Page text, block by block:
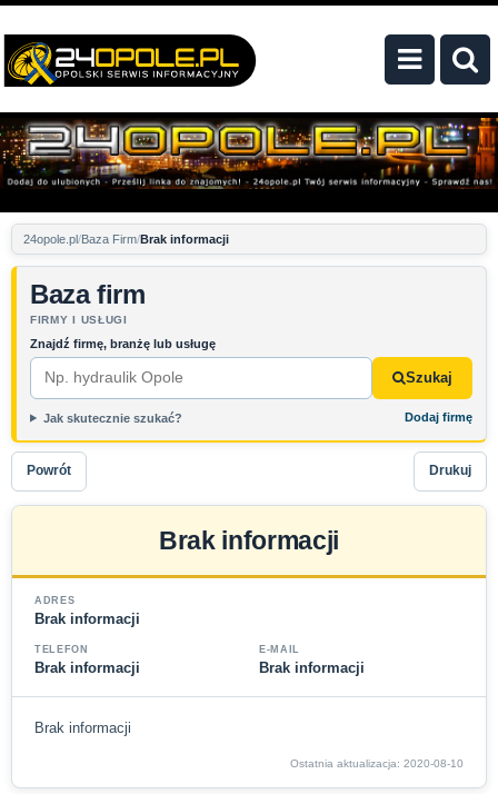
24opole.pl Baza Firm Brak informacji
Baza firm
FIRMY I USŁUGI
Znajdź firmę, branżę lub usługę
Szukaj
Jak skutecznie szukać? Dodaj firmę
Powrót Drukuj
Brak informacji
ADRES
Brak informacji
TELEFON
Brak informacji
E-MAIL
Brak informacji
Brak informacji
Ostatnia aktualizacja: 2020-08-10